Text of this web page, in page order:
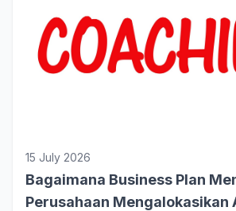
15 July 2026
Bagaimana Business Plan
Perusahaan Mengalokasikan